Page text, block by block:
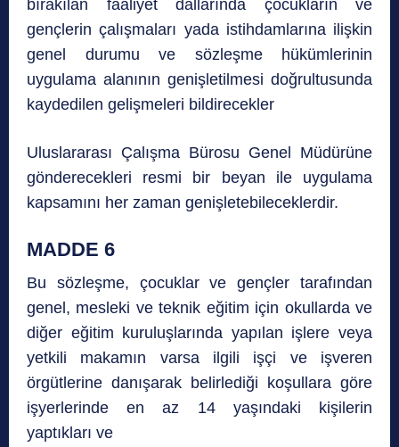
bırakılan faaliyet dallarında çocukların ve
gençlerin çalışmaları yada istihdamlarına ilişkin
genel durumu ve sözleşme hükümlerinin
uygulama alanının genişletilmesi doğrultusunda
kaydedilen gelişmeleri bildirecekler
Uluslararası Çalışma Bürosu Genel Müdürüne
gönderecekleri resmi bir beyan ile uygulama
kapsamını her zaman genişletebileceklerdir.
MADDE 6
Bu sözleşme, çocuklar ve gençler tarafından
genel, mesleki ve teknik eğitim için okullarda ve
diğer eğitim kuruluşlarında yapılan işlere veya
yetkili makamın varsa ilgili işçi ve işveren
örgütlerine danışarak belirlediği koşullara göre
işyerlerinde en az 14 yaşındaki kişilerin
yaptıkları ve